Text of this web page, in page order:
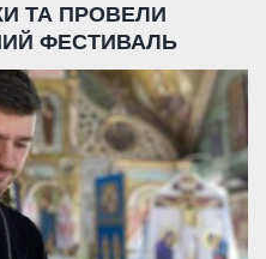
ТА ПРОВЕЛИ
ФЕСТИВАЛЬ